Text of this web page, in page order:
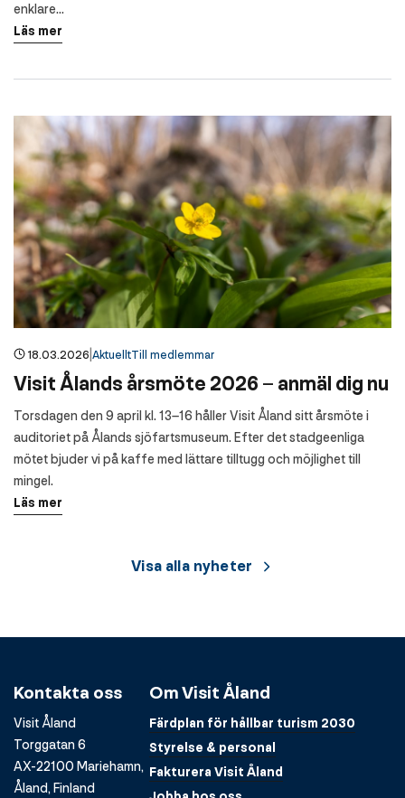
enklare…
Läs mer
18.03.2026 AktuelltTill medlemmar
Visit Ålands årsmöte 2026 – anmäl dig nu
Torsdagen den 9 april kl. 13–16 håller Visit Åland sitt årsmöte i
auditoriet på Ålands sjöfartsmuseum. Efter det stadgeenliga
mötet bjuder vi på kaffe med lättare tilltugg och möjlighet till
mingel.
Läs mer
Visa alla nyheter
Kontakta oss
Visit Åland
Torggatan 6
AX-22100 Mariehamn,
Åland, Finland
Om Visit Åland
Färdplan för hållbar turism 2030
Styrelse & personal
Fakturera Visit Åland